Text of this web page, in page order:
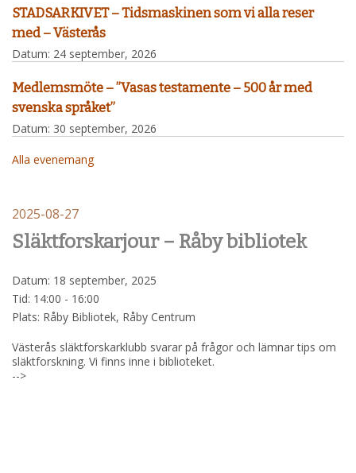
STADSARKIVET – Tidsmaskinen som vi alla reser
med – Västerås
Datum: 24 september, 2026
Medlemsmöte – ”Vasas testamente – 500 år med
svenska språket”
Datum: 30 september, 2026
Alla evenemang
2025-08-27
Släktforskarjour – Råby bibliotek
Datum: 18 september, 2025
Tid: 14:00 - 16:00
Plats: Råby Bibliotek, Råby Centrum
Västerås släktforskarklubb svarar på frågor och lämnar tips om
släktforskning. Vi finns inne i biblioteket.
-->